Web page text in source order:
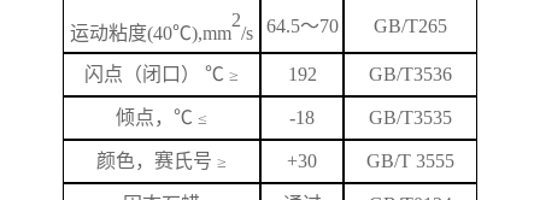
运动粘度(40℃),mm
2
/s 64.5～70 GB/T265
闪 点 （闭口） ℃ ≥ 192 GB/T3536
倾点， ℃ ≤ -18 GB/T3535
颜色，赛氏号 ≥ +30 GB/T 3555